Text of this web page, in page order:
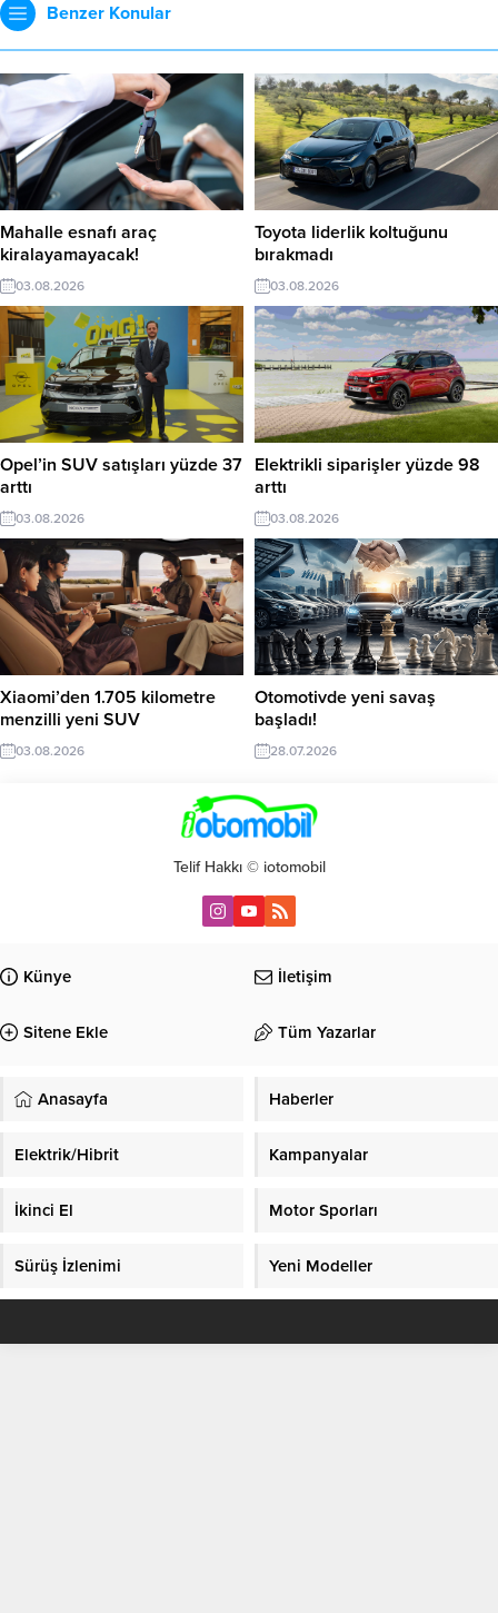
Benzer Konular
Mahalle esnafı araç
kiralayamayacak!
03.08.2026
Toyota liderlik koltuğunu
bırakmadı
03.08.2026
Opel’in SUV satışları yüzde 37
arttı
03.08.2026
Elektrikli siparişler yüzde 98
arttı
03.08.2026
Xiaomi’den 1.705 kilometre
menzilli yeni SUV
03.08.2026
Otomotivde yeni savaş
başladı!
28.07.2026
Telif Hakkı © iotomobil
Künye İletişim
Sitene Ekle Tüm Yazarlar
Anasayfa Haberler
Elektrik/Hibrit Kampanyalar
İkinci El Motor Sporları
Sürüş İzlenimi Yeni Modeller